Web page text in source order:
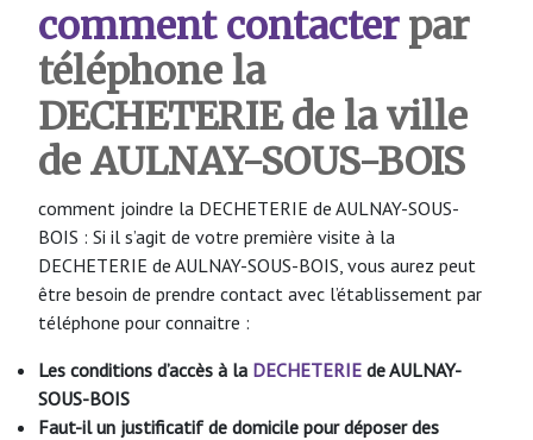
comment contacterpar
téléphone la
DECHETERIE de la ville
de AULNAY-SOUS-BOIS
comment joindre la DECHETERIE de AULNAY-SOUS-
BOIS : Si il s’agit de votre première visite à la
DECHETERIE de AULNAY-SOUS-BOIS, vous aurez peut
être besoin de prendre contact avec l’établissement par
téléphone pour connaitre :
Les conditions d’accès à la DECHETERIE de AULNAY-
SOUS-BOIS
Faut-il un justificatif de domicile pour déposer des